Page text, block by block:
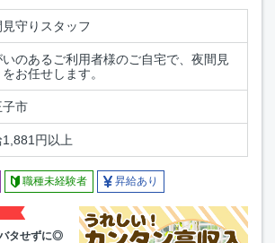
守りスタッフ
いのあるご利用者様のご自宅で、夜間見
お任せします。
子市
円以上
職種未経験者 昇給あり
タせずに◎